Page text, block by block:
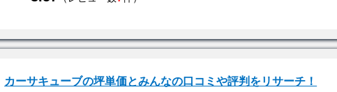
カーサキューブの坪単価とみんなの口コミや評判をリサーチ！